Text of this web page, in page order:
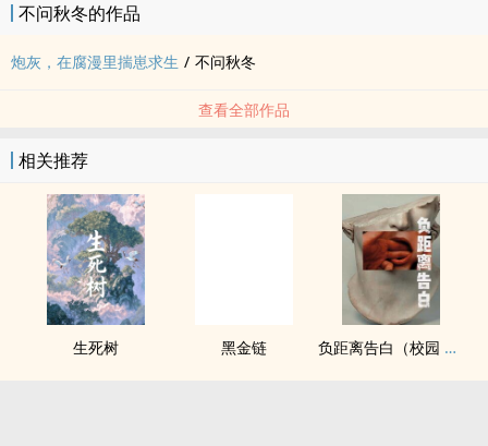
不问秋冬的作品
炮灰，在腐漫里揣崽求生 / 不问秋冬
查看全部作品
相关推荐
生死树 黑金链 负距离告白（校园 h）